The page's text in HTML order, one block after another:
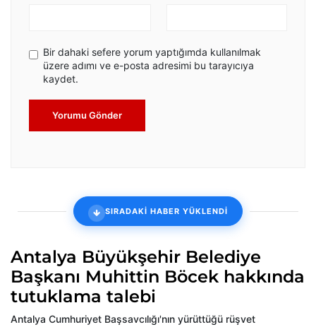
Bir dahaki sefere yorum yaptığımda kullanılmak
üzere adımı ve e-posta adresimi bu tarayıcıya
kaydet.
Yorumu Gönder
SIRADAKİ HABER YÜKLENDİ
Antalya Büyükşehir Belediye
Başkanı Muhittin Böcek hakkında
tutuklama talebi
Antalya Cumhuriyet Başsavcılığı'nın yürüttüğü rüşvet